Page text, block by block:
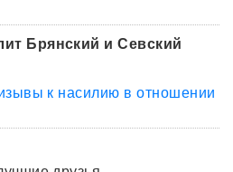
Брянский и Севский
к насилию в отношении